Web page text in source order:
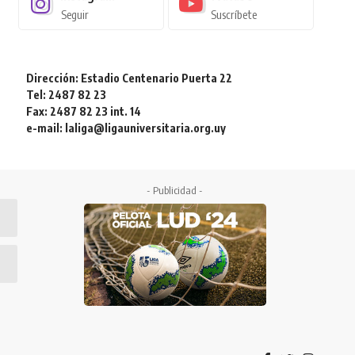
Seguir Suscríbete
Dirección: Estadio Centenario Puerta 22
Tel: 2487 82 23
Fax: 2487 82 23 int. 14
e-mail: laliga@ligauniversitaria.org.uy
- Publicidad -